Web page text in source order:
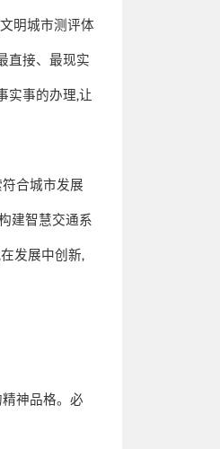
明城市测评体
直接、最现实
实事的办理,让
合城市发展
建智慧交通系
在发展中创新,
神品格。必